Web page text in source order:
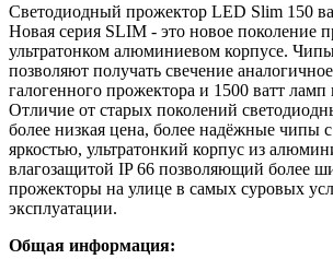
Светодиодный прожектор LED Slim 150
Новая серия SLIM - это новое поколение
ультратонком алюминиевом корпусе.
позволяют получать свечение
галогенного прожектора и 1500 ватт ламп
Отличие от старых поколений
более низкая цена, более надёжные чипы
яркостью, ультратонкий корпус из
влагозащитой IP 66 позволяющий более
прожекторы на улице в самых суровых
эксплуатации.
Общая информация: